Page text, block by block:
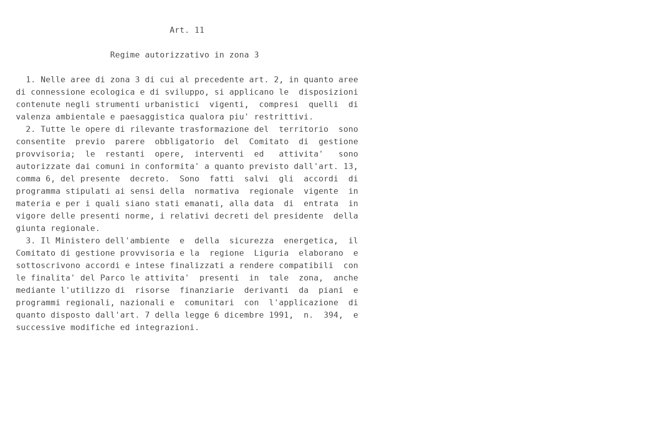
                               Art. 11
                   Regime autorizzativo in zona 3
  1. Nelle aree di zona 3 di cui al precedente art. 2, in quanto aree
di connessione ecologica e di sviluppo, si applicano le  disposizioni
contenute negli strumenti urbanistici  vigenti,  compresi  quelli  di
valenza ambientale e paesaggistica qualora piu' restrittivi.
  2. Tutte le opere di rilevante trasformazione del  territorio  sono
consentite  previo  parere  obbligatorio  del  Comitato  di  gestione
provvisoria;  le  restanti  opere,  interventi  ed   attivita'   sono
autorizzate dai comuni in conformita' a quanto previsto dall'art. 13,
comma 6, del presente  decreto.  Sono  fatti  salvi  gli  accordi  di
programma stipulati ai sensi della  normativa  regionale  vigente  in
materia e per i quali siano stati emanati, alla data  di  entrata  in
vigore delle presenti norme, i relativi decreti del presidente  della
giunta regionale.
  3. Il Ministero dell'ambiente  e  della  sicurezza  energetica,  il
Comitato di gestione provvisoria e la  regione  Liguria  elaborano  e
sottoscrivono accordi e intese finalizzati a rendere compatibili  con
le finalita' del Parco le attivita'  presenti  in  tale  zona,  anche
mediante l'utilizzo di  risorse  finanziarie  derivanti  da  piani  e
programmi regionali, nazionali e  comunitari  con  l'applicazione  di
quanto disposto dall'art. 7 della legge 6 dicembre 1991,  n.  394,  e